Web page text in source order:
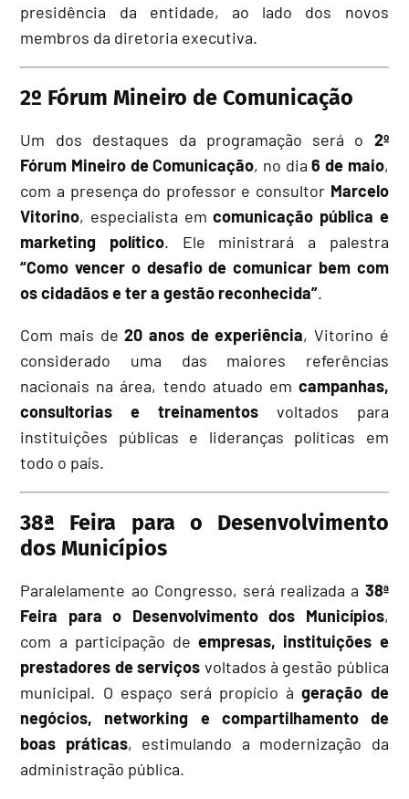
presidência da entidade, ao lado dos novos
membros da diretoria executiva.
2º Fórum Mineiro de Comunicação
Um dos destaques da programação será o 2º
Fórum Mineiro de Comunicação, no dia6 de maio,
com a presença do professor e consultor Marcelo
Vitorino, especialista emcomunicação pública e
marketing político. Ele ministrará a palestra
“Como vencer o desafio de comunicar bem com
os cidadãos e ter a gestão reconhecida”.
Com mais de20 anos de experiência, Vitorino é
considerado uma das maiores referências
nacionais na área, tendo atuado em campanhas,
consultorias e treinamentos voltados para
instituições públicas e lideranças políticas em
todo o país.
38ª Feira para o Desenvolvimento
dos Municípios
Paralelamente ao Congresso, será realizada a 38ª
Feira para o Desenvolvimento dos Municípios,
com a participação deempresas, instituições e
prestadores de serviços voltados à gestão pública
municipal. O espaço será propício àgeração de
negócios, networking e compartilhamento de
boas práticas, estimulando a modernização da
administração pública.